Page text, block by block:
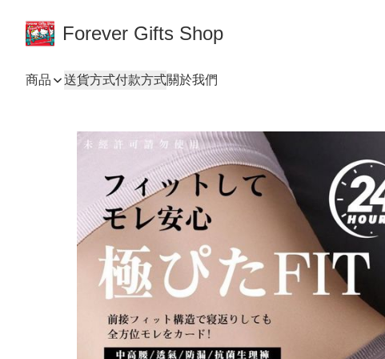
Forever Gifts Shop
商品 送貨方式付款方式關於我們